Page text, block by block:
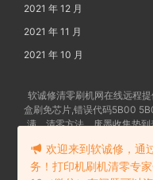
2021 年 12 月
2021 年 11 月
2021 年 10 月
软诚修清零刷机网在线远程
盒刷免芯片,错误代码5B00
满、清零方法、废墨收集垫
欢迎来到软诚修，通
务！打印机刷机清零专